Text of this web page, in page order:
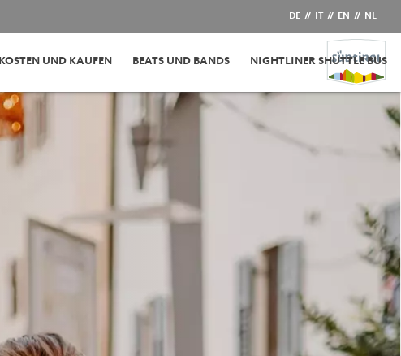
DE // IT // EN // NL
KOSTEN UND KAUFEN BEATS UND BANDS NIGHTLINER SHUTTLE BUS